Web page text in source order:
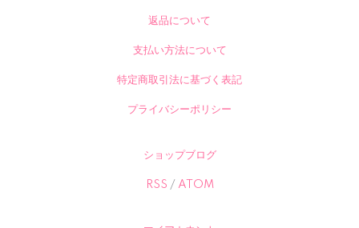
返品について
支払い方法について
特定商取引法に基づく表記
プライバシーポリシー
ショップブログ
RSS / ATOM